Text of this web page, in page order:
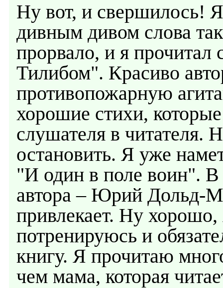
Ну вот, и свершилось!
дивным дивом слова
прорвало, и я прочитал
Тилибом". Красиво
противопожарную
хорошие стихи,
слушателя в читателя.
остановить. Я уже
"И один в поле воин".
автора – Юрий Дольд-
привлекает. Ну
потренируюсь и
книгу. Я прочитаю
чем мама, которая